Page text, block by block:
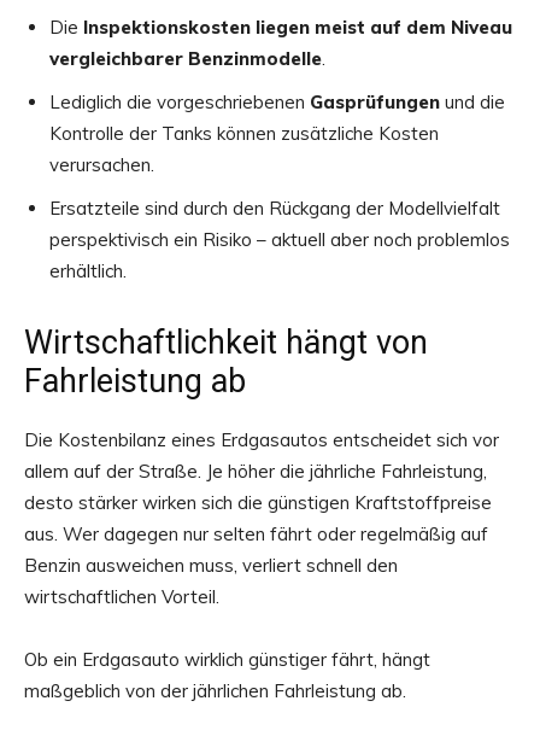
Die Inspektionskosten liegen meist auf dem Niveau
vergleichbarer Benzinmodelle.
Lediglich die vorgeschriebenen Gasprüfungen und die
Kontrolle der Tanks können zusätzliche Kosten
verursachen.
Ersatzteile sind durch den Rückgang der Modellvielfalt
perspektivisch ein Risiko – aktuell aber noch problemlos
erhältlich.
Wirtschaftlichkeit hängt von
Fahrleistung ab
Die Kostenbilanz eines Erdgasautos entscheidet sich vor
allem auf der Straße. Je höher die jährliche Fahrleistung,
desto stärker wirken sich die günstigen Kraftstoffpreise
aus. Wer dagegen nur selten fährt oder regelmäßig auf
Benzin ausweichen muss, verliert schnell den
wirtschaftlichen Vorteil.
Ob ein Erdgasauto wirklich günstiger fährt, hängt
maßgeblich von der jährlichen Fahrleistung ab.